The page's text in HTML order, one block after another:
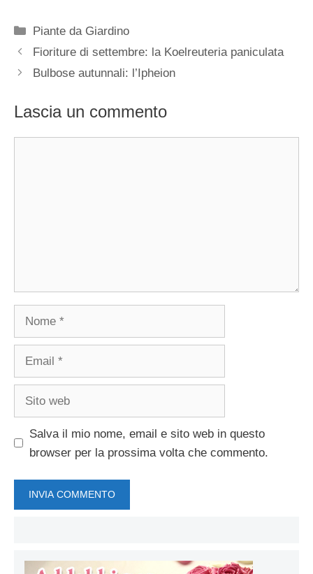
Categorie
Piante da Giardino
Fioriture di settembre: la Koelreuteria paniculata
Bulbose autunnali: l’Ipheion
Lascia un commento
Salva il mio nome, email e sito web in questo
browser per la prossima volta che commento.